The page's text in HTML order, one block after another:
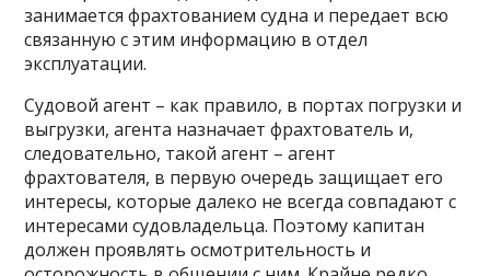
занимается фрахтованием судна и передает всю
связанную с этим информацию в отдел
эксплуатации.
Судовой агент – как правило, в портах погрузки и
выгрузки, агента назначает фрахтователь и,
следовательно, такой агент – агент
фрахтователя, в первую очередь защищает его
интересы, которые далеко не всегда совпадают с
интересами судовладельца. Поэтому капитан
должен проявлять осмотрительность и